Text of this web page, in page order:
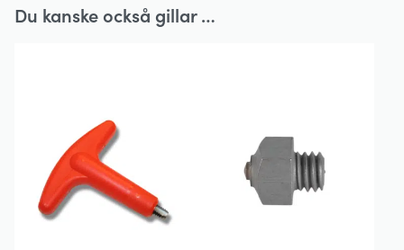
Du kanske också gillar …